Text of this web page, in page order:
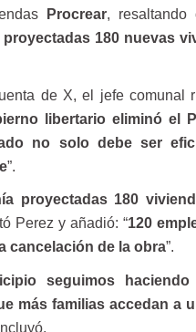
Procrear, resaltando
180 nuevas
de X, el jefe comunal
libertario eliminó el
no solo debe ser
”.
proyectadas 180
Perez y añadió: “120
cancelación de la obra”.
seguimos
más familias accedan a